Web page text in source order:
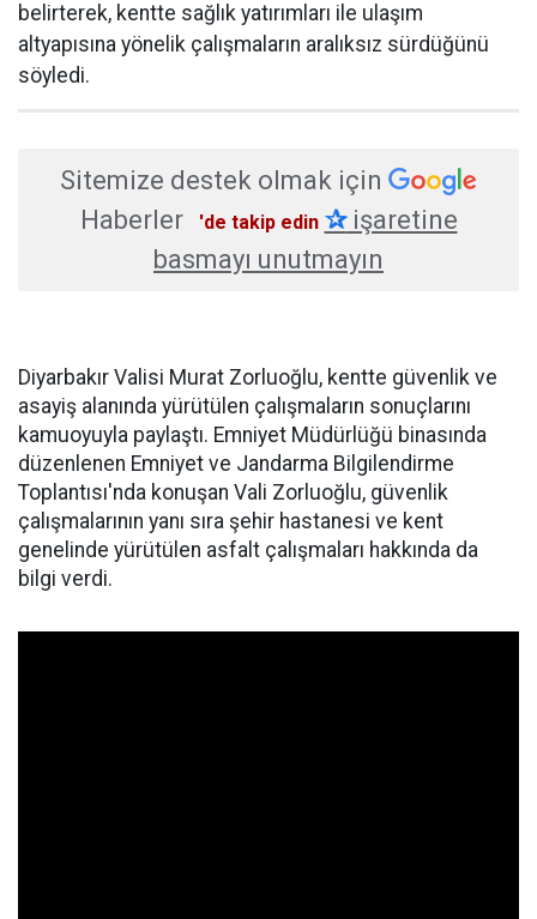
belirterek, kentte sağlık yatırımları ile ulaşım
altyapısına yönelik çalışmaların aralıksız sürdüğünü
söyledi.
Sitemize destek olmak için
Haberler
'de takip edin ✰işaretine
basmayı unutmayın
Diyarbakır Valisi Murat Zorluoğlu, kentte güvenlik ve
asayiş alanında yürütülen çalışmaların sonuçlarını
kamuoyuyla paylaştı. Emniyet Müdürlüğü binasında
düzenlenen Emniyet ve Jandarma Bilgilendirme
Toplantısı'nda konuşan Vali Zorluoğlu, güvenlik
çalışmalarının yanı sıra şehir hastanesi ve kent
genelinde yürütülen asfalt çalışmaları hakkında da
bilgi verdi.